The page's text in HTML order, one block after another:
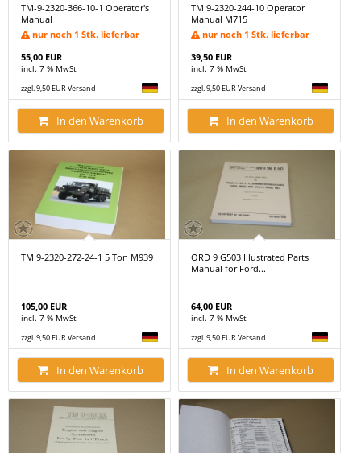
TM-9-2320-366-10-1 Operator's
Manual
nur noch 1 Stk. lieferbar
55,00 EUR
incl. 7 % MwSt
zzgl. 9,50 EUR Versand
In den Warenkorb
TM 9-2320-244-10 Operator
Manual M715
nur noch 1 Stk. lieferbar
39,50 EUR
incl. 7 % MwSt
zzgl. 9,50 EUR Versand
In den Warenkorb
TM 9-2320-272-24-1 5 Ton M939
105,00 EUR
incl. 7 % MwSt
zzgl. 9,50 EUR Versand
In den Warenkorb
ORD 9 G503 Illustrated Parts
Manual for Ford...
64,00 EUR
incl. 7 % MwSt
zzgl. 9,50 EUR Versand
In den Warenkorb